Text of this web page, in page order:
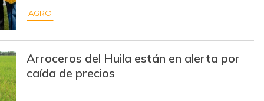
$ 29.500,00
$ 10.500,00
AGRO
Arroceros del Huila están en alerta por
caída de precios